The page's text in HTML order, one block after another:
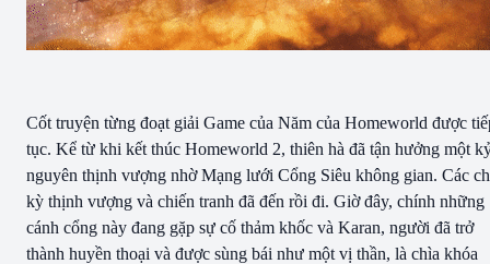
Cốt truyện từng đoạt giải Game của Năm của Homeworld được
tục. Kể từ khi kết thúc Homeworld 2, thiên hà đã tận hưởng một
nguyên thịnh vượng nhờ Mạng lưới Cổng Siêu không gian. Các
kỳ thịnh vượng và chiến tranh đã đến rồi đi. Giờ đây, chính những
cánh cổng này đang gặp sự cố thảm khốc và Karan, người đã trở
thành huyền thoại và được sùng bái như một vị thần, là chìa khóa